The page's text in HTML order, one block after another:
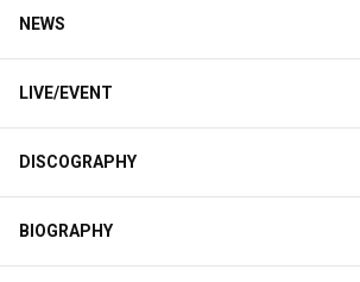
NEWS
LIVE/EVENT
DISCOGRAPHY
BIOGRAPHY